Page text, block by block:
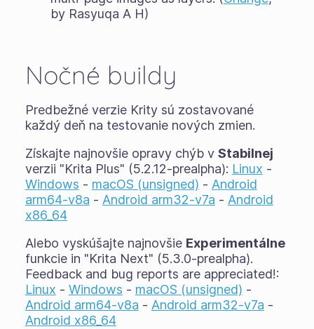
by Rasyuqa A H)
Nočné buildy
Predbežné verzie Krity sú zostavované
každý deň na testovanie nových zmien.
Získajte najnovšie opravy chýb v Stabilnej
verzii "Krita Plus" (5.2.12-prealpha): Linux -
Windows - macOS (unsigned) - Android
arm64-v8a - Android arm32-v7a - Android
x86_64
Alebo vyskúšajte najnovšie Experimentálne
funkcie in "Krita Next" (5.3.0-prealpha).
Feedback and bug reports are appreciated!:
Linux - Windows - macOS (unsigned) -
Android arm64-v8a - Android arm32-v7a -
Android x86_64